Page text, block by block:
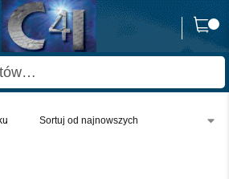
0
“adapter samochodowy”